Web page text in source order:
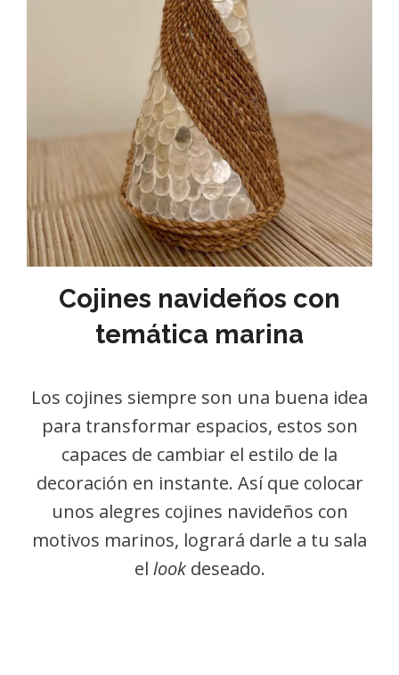
Cojines navideños con
temática marina
Los cojines siempre son una buena idea
para transformar espacios, estos son
capaces de cambiar el estilo de la
decoración en instante. Así que colocar
unos alegres cojines navideños con
motivos marinos, logrará darle a tu sala
el lookdeseado.